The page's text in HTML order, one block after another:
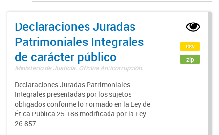
Declaraciones Juradas
Patrimoniales Integrales
de carácter público
Ministerio de Justicia. Oficina Anticorrupción.
Declaraciones Juradas Patrimoniales
Integrales presentadas por los sujetos
obligados conforme lo normado en la Ley de
Ética Pública 25.188 modificada por la Ley
26.857.
csv
zip